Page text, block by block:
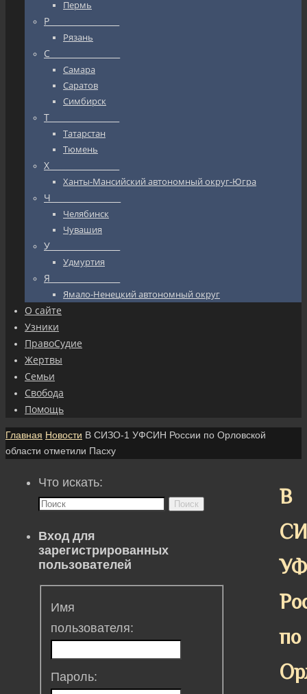
Пермь
Р_________________
Рязань
С_________________
Самара
Саратов
Симбирск
Т_________________
Татарстан
Тюмень
Х_________________
Ханты-Мансийский автономный округ-Югра
Ч_________________
Челябинск
Чувашия
У_________________
Удмуртия
Я_________________
Ямало-Ненецкий автономный округ
О сайте
Узники
ПравоСудие
Жертвы
Семьи
Свобода
Помощь
Главная Новости В СИЗО-1 УФСИН России по Орловской
области отметили Пасху
В
по
Что искать:
Поиск
Вход для
зарегистрированных
пользователей
Имя
пользователя:
Пароль: